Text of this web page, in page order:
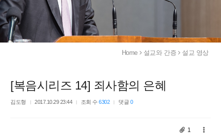
Home 설교와 간증 설교 영상
[복음시리즈 14] 죄사함의 은혜
김도형 2017.10.29 23:44 조회 수6302 댓글 0
1